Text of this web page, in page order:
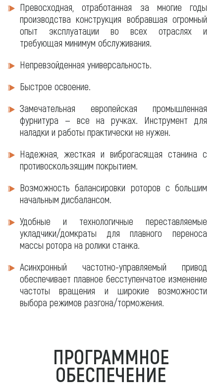
Превосходная, отработанная за многие годы
производства конструкция вобравшая огромный
опыт эксплуатации во всех отраслях и
требующая минимум обслуживания.
Непревзойденная универсальность.
Быстрое освоение.
Замечательная европейская промышленная
фурнитура — все на ручках. Инструмент для
наладки и работы практически не нужен.
Надежная, жесткая и виброгасящая станина с
противоскользящим покрытием.
Возможность балансировки роторов с большим
начальным дисбалансом.
Удобные и технологичные переставляемые
укладчики/домкраты для плавного переноса
массы ротора на ролики станка.
Асинхронный частотно-управляемый привод
обеспечивает плавное бесступенчатое изменение
частоты вращения и широкие возможности
выбора режимов разгона/торможения.
ПРОГРАММНОЕ
ОБЕСПЕЧЕНИЕ